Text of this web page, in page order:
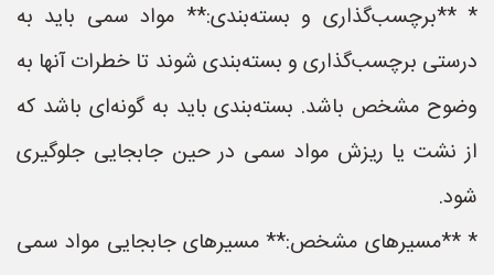
* **برچسب‌گذاری و بسته‌بندی:** مواد سمی باید به
درستی برچسب‌گذاری و بسته‌بندی شوند تا خطرات آنها به
وضوح مشخص باشد. بسته‌بندی باید به گونه‌ای باشد که
از نشت یا ریزش مواد سمی در حین جابجایی جلوگیری
شود.
* **مسیرهای مشخص:** مسیرهای جابجایی مواد سمی